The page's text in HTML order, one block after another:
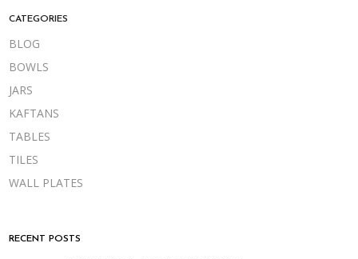
CATEGORIES
BLOG
BOWLS
JARS
KAFTANS
TABLES
TILES
WALL PLATES
RECENT POSTS